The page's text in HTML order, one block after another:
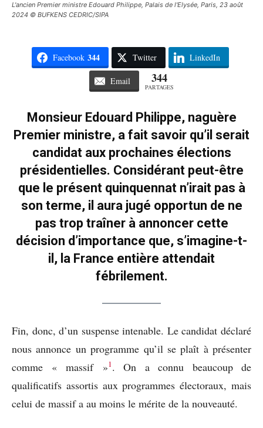
L'ancien Premier ministre Edouard Philippe, Palais de l'Elysée, Paris, 23 août
2024 © BUFKENS CEDRIC/SIPA
Facebook 344 Twitter LinkedIn
Email 344
PARTAGES
Monsieur Edouard Philippe, naguère
Premier ministre, a fait savoir qu’il serait
candidat aux prochaines élections
présidentielles. Considérant peut-être
que le présent quinquennat n’irait pas à
son terme, il aura jugé opportun de ne
pas trop traîner à annoncer cette
décision d’importance que, s’imagine-t-
il, la France entière attendait
fébrilement.
Fin, donc, d’un suspense intenable. Le candidat déclaré
nous annonce un programme qu’il se plaît à présenter
comme « massif »1. On a connu beaucoup de
qualificatifs assortis aux programmes électoraux, mais
celui de massif a au moins le mérite de la nouveauté.